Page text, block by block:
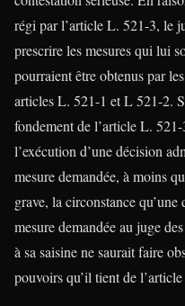
régi par l’article L. 521-3, le
prescrire les mesures qui lui
pourraient être obtenus par
articles L. 521-1 et L 521-2.
fondement de l’article L.
l’exécution d’une décision
mesure demandée, à moins
grave, la circonstance
mesure demandée au juge
à sa saisine ne saurait faire
pouvoirs qu’il tient de